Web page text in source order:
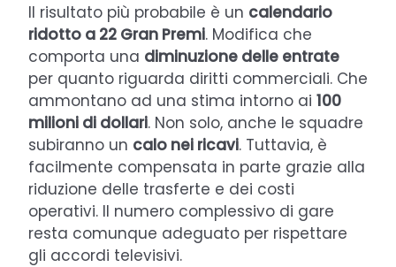
Il risultato più probabile è un calendario
ridotto a 22 Gran Premi. Modifica che
comporta una diminuzione delle entrate
per quanto riguarda diritti commerciali. Che
ammontano ad una stima intorno ai 100
milioni di dollari. Non solo, anche le squadre
subiranno un calo nei ricavi. Tuttavia, è
facilmente compensata in parte grazie alla
riduzione delle trasferte e dei costi
operativi. Il numero complessivo di gare
resta comunque adeguato per rispettare
gli accordi televisivi.